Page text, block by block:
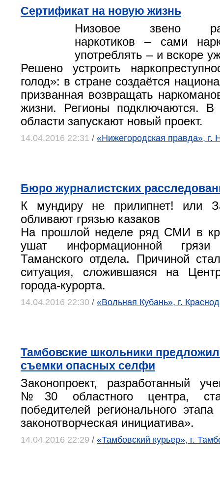
Сертификат на новую жизнь
Низовое звено
наркотиков – сами
употреблять – и вскоре
Решено устроить
голод»: в стране создаётся
призванная возвращать
жизни. Регионы подключаются. В
области запускают новый проект.
14.04.2016 22:31 / «Нижегородская правда», г.
Бюро журналистских
К мундиру не прилипнет! или
обливают грязью казаков
На прошлой неделе ряд СМИ в
ушат информационной
Таманского отдела. Причиной
ситуация, сложившаяся на
города-курорта.
14.04.2016 22:30 / «Вольная Кубань», г.
Тамбовские школьники
съемки опасных селфи
Законопроект, разработанный
№30 областного центра,
победителей регионального
законотворческая инициатива».
14.04.2016 22:29 / «Тамбовский курьер», г.